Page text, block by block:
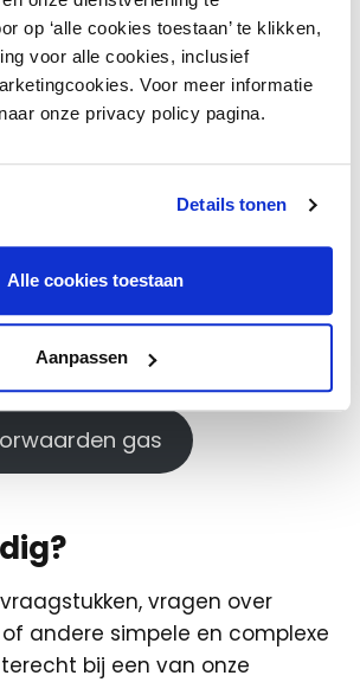
op ‘alle cookies toestaan’ te klikken,
voor alle cookies, inclusief
Voor meer informatie
onze privacy policy pagina.
Details tonen
Alle cookies toestaan
Aanpassen
op een vraag? Mail ons op
Wij beantwoorden
eerste gelegenheid. Wie neemt
op?
| 085 0161811
stroom
gas
vragen over
andere simpele en complexe
bij een van onze